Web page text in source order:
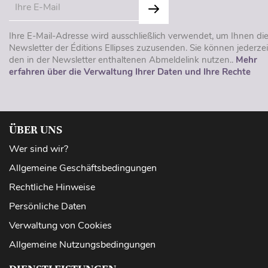
Ihre E-Mail-Adresse wird ausschließlich verwendet, um Ihnen die
Newsletter der Éditions Ellipses zuzusenden. Sie können
den in der Newsletter enthaltenen Abmeldelink nutzen.. Mehr
erfahren über die Verwaltung Ihrer Daten und Ihre Rechte
ÜBER UNS
Wer sind wir?
Allgemeine Geschäftsbedingungen
Rechtliche Hinweise
Persönliche Daten
Verwaltung von Cookies
Allgemeine Nutzungsbedingungen